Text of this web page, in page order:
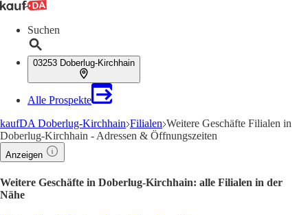
Suchen
03253 Doberlug-Kirchhain
Alle Prospekte
kaufDA Doberlug-Kirchhain Filialen Weitere Geschäfte Filialen in
Doberlug-Kirchhain - Adressen & Öffnungszeiten
Anzeigen
Weitere Geschäfte in Doberlug-Kirchhain: alle Filialen in der
Nähe